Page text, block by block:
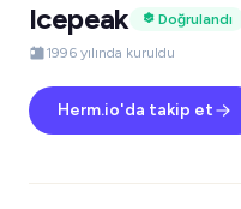
Icepeak
Doğrulandı
1996 yılında kuruldu
Herm.io'da takip et